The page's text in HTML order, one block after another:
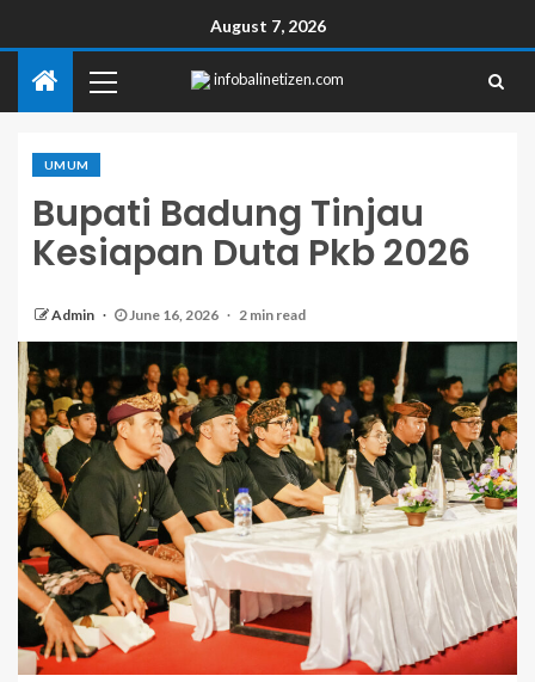
August 7, 2026
infobalinetizen.com
UMUM
Bupati Badung Tinjau
Kesiapan Duta Pkb 2026
Admin June 16, 2026 2 min read